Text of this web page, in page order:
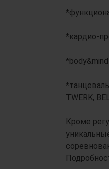
*кардио-
TWERK,
Кроме